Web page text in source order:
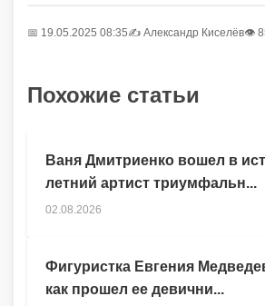
📅 19.05.2025 08:35✍️ Александр Киселёв👁
Похожие статьи
Ваня Дмитриенко вошел в
летний артист триумфальн...
02.08.2026
Фигуристка Евгения
как прошел ее девични...